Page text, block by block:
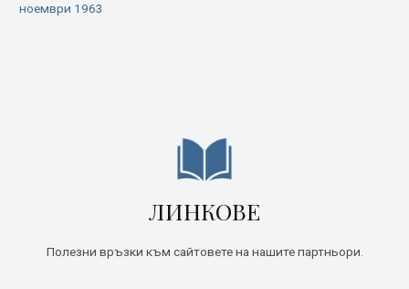
ноември 1963
ЛИНКОВЕ
Полезни връзки към сайтовете на нашите партньори.